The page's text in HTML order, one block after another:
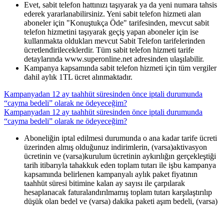
​Evet, sabit telefon hattınızı taşıyarak ya da yeni numara tahsis
ederek yararlanabilirsiniz. Yeni sabit telefon hizmeti alan
aboneler için "Konuştukça Öde" tarifesinden, mevcut sabit
telefon hizmetini taşıyarak geçiş yapan aboneler için ise
kullanmakta oldukları mevcut Sabit Telefon tarifelerinden
ücretlendirileceklerdir. Tüm sabit telefon hizmeti tarife
detaylarında www.superonline.net adresinden ulaşılabilir.
Kampanya kapsamında sabit telefon hizmeti için tüm vergiler
dahil aylık 1TL ücret alınmaktadır.
Kampanyadan 12 ay taahhüt süresinden önce iptali durumunda
“cayma bedeli” olarak ne ödeyeceğim?
Kampanyadan 12 ay taahhüt süresinden önce iptali durumunda
“cayma bedeli” olarak ne ödeyeceğim?
​Aboneliğin iptal edilmesi durumunda o ana kadar tarife ücreti
üzerinden almış olduğunuz indirimlerin, (varsa)aktivasyon
ücretinin ve (varsa)kurulum ücretinin aykırılığın gerçekleştiği
tarih itibarıyla tahakkuk eden toplam tutarı ile işbu kampanya
kapsamında belirlenen kampanyalı aylık paket fiyatının
taahhüt süresi bitimine kalan ay sayısı ile çarpılarak
hesaplanacak faturalandırılmamış toplam tutarı karşılaştırılıp
düşük olan bedel ve (varsa) dakika paketi aşım bedeli, (varsa)